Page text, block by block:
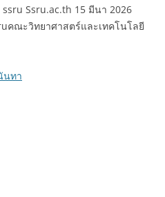
Ssru.ac.th 15 มีนา 2026
คณะวิทยาศาสตร์และเทคโนโลยี
นทา